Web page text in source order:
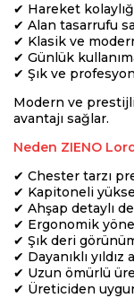
✔ Hareket
✔ Alan tasarrufu
✔ Klasik ve
✔ Günlük
✔ Şık ve
Modern ve prestijli
avantajı sağlar.
Neden ZIENO
✔ Chester tarzı
✔ Kapitoneli
✔ Ahşap detaylı
✔ Ergonomik
✔ Şık deri
✔ Dayanıklı
✔ Uzun ömürlü
✔ Üreticiden